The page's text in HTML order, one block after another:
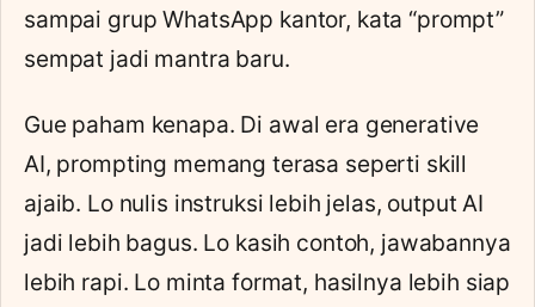
sampai grup WhatsApp kantor, kata “prompt”
sempat jadi mantra baru.
Gue paham kenapa. Di awal era generative
AI, prompting memang terasa seperti skill
ajaib. Lo nulis instruksi lebih jelas, output AI
jadi lebih bagus. Lo kasih contoh, jawabannya
lebih rapi. Lo minta format, hasilnya lebih siap